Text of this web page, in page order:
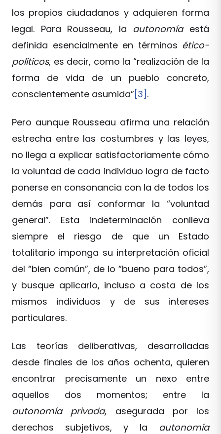
los propios ciudadanos y adquieren forma
legal. Para Rousseau, la autonomíaestá
definida esencialmente en términos ético-
políticos, es decir, como la “realización de la
forma de vida de un pueblo concreto,
conscientemente asumida”[3] .
Pero aunque Rousseau afirma una relación
estrecha entre las costumbres y las leyes,
no llega a explicar satisfactoriamente cómo
la voluntad de cada individuo logra de facto
ponerse en consonancia con la de todos los
demás para así conformar la “voluntad
general”. Esta indeterminación conlleva
siempre el riesgo de que un Estado
totalitario imponga su interpretación oficial
del “bien común”, de lo “bueno para todos”,
y busque aplicarlo, incluso a costa de los
mismos individuos y de sus intereses
particulares.
Las teorías deliberativas, desarrolladas
desde finales de los años ochenta, quieren
encontrar precisamente un nexo entre
aquellos dos momentos; entre la
autonomía privada, asegurada por los
derechos subjetivos, y la autonomía